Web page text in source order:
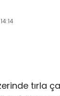
tırla